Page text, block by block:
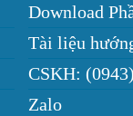
Download
Tài liệu
CSKH:
Zalo